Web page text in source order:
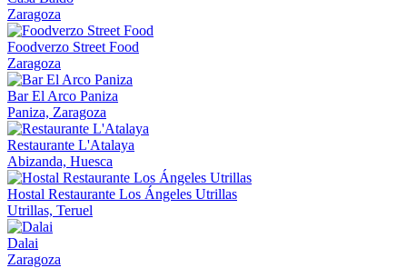
Zaragoza
Foodverzo Street Food
Zaragoza
Bar El Arco Paniza
Paniza, Zaragoza
Restaurante L'Atalaya
Abizanda, Huesca
Hostal Restaurante Los Ángeles Utrillas
Utrillas, Teruel
Dalai
Zaragoza